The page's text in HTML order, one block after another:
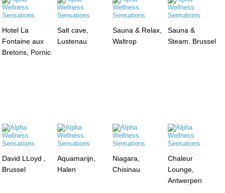
Hotel La
Fontaine aux
Bretons, Pornic
Salt cave,
Lustenau
Sauna & Relax,
Waltrop
Sauna &
Steam, Brussel
David LLoyd ,
Brussel
Aquamarijn,
Halen
Niagara,
Chisinau
Chaleur
Lounge,
Antwerpen